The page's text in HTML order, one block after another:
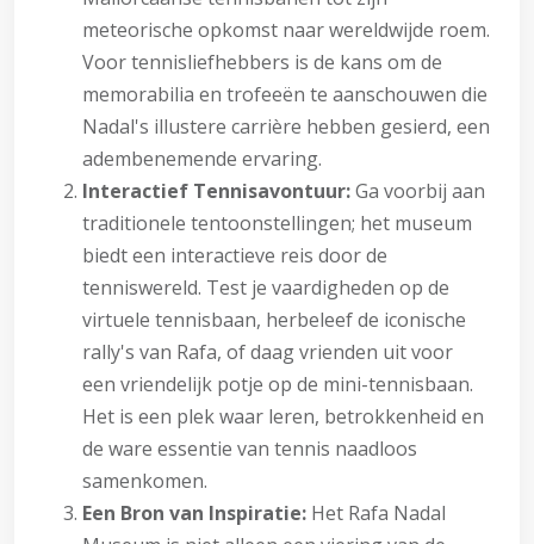
meteorische opkomst naar wereldwijde roem.
Voor tennisliefhebbers is de kans om de
memorabilia en trofeeën te aanschouwen die
Nadal's illustere carrière hebben gesierd, een
adembenemende ervaring.
Interactief Tennisavontuur:Ga voorbij aan
traditionele tentoonstellingen; het museum
biedt een interactieve reis door de
tenniswereld. Test je vaardigheden op de
virtuele tennisbaan, herbeleef de iconische
rally's van Rafa, of daag vrienden uit voor
een vriendelijk potje op de mini-tennisbaan.
Het is een plek waar leren, betrokkenheid en
de ware essentie van tennis naadloos
samenkomen.
Een Bron van Inspiratie: Het Rafa Nadal